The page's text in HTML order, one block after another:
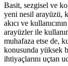
Basit, sezgisel ve
yeni nesil arayüzü,
akıcı ve
arayüzler ile
muhafaza etse de,
konusunda yüksek
ihtiyaçlarını uçtan